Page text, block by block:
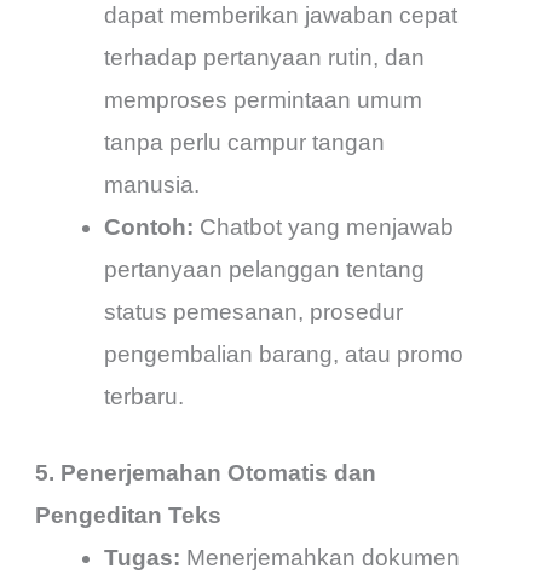
dapat memberikan jawaban cepat
terhadap pertanyaan rutin, dan
memproses permintaan umum
tanpa perlu campur tangan
manusia.
Contoh: Chatbot yang menjawab
pertanyaan pelanggan tentang
status pemesanan, prosedur
pengembalian barang, atau promo
terbaru.
5. Penerjemahan Otomatis dan
Pengeditan Teks
Tugas: Menerjemahkan dokumen